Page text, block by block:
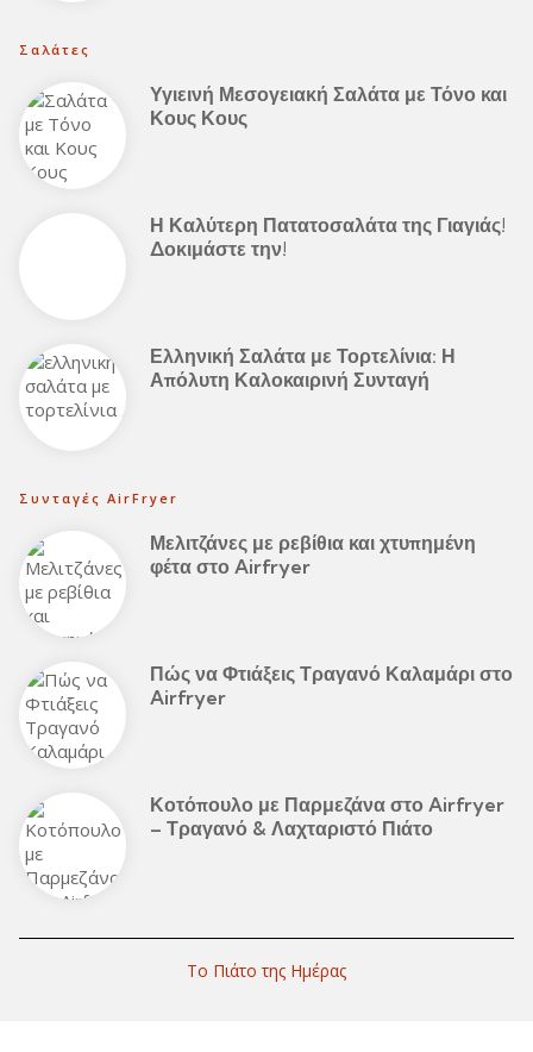
Σαλάτες
Υγιεινή Μεσογειακή Σαλάτα με Τόνο και
Κους Κους
Η Καλύτερη Πατατοσαλάτα της Γιαγιάς!
Δοκιμάστε την!
Ελληνική Σαλάτα με Τορτελίνια: Η
Απόλυτη Καλοκαιρινή Συνταγή
Συνταγές AirFryer
Μελιτζάνες με ρεβίθια και χτυπημένη
φέτα στο Airfryer
Πώς να Φτιάξεις Τραγανό Καλαμάρι στο
Airfryer
Κοτόπουλο με Παρμεζάνα στο Airfryer
– Τραγανό & Λαχταριστό Πιάτο
Το Πιάτο της Ημέρας